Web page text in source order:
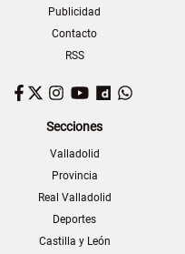
Publicidad
Contacto
RSS
Facebook
TwitterInstagram
YouTubeDailymotion
Secciones
Valladolid
Provincia
Real Valladolid
Deportes
Castilla y León